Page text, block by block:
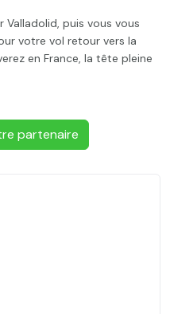
puis vous vous
votre vol retour vers la
en France, la tête pleine
partenaire